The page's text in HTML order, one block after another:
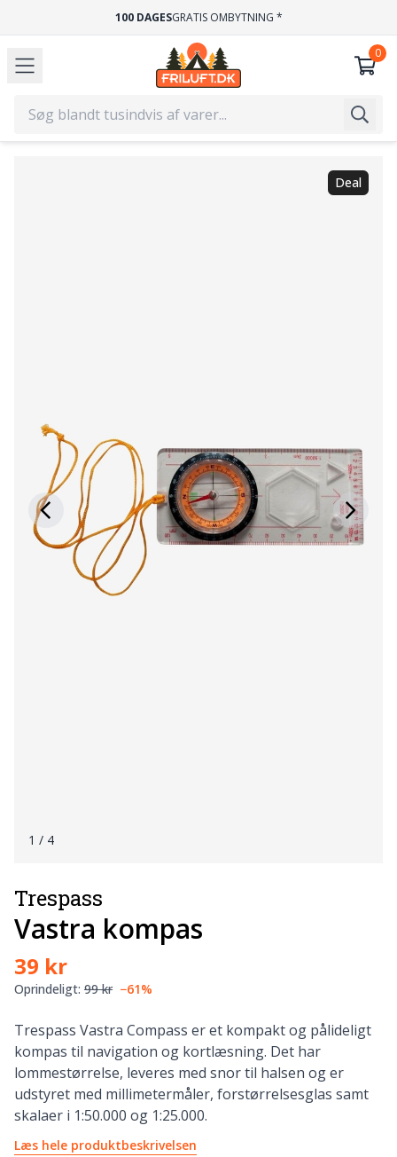
100 DAGESGRATIS OMBYTNING *
Deal
1 / 4
Trespass
Vastra kompas
39 kr
Oprindeligt: 99 kr −61%
Trespass Vastra Compass er et kompakt og pålideligt
kompas til navigation og kortlæsning. Det har
lommestørrelse, leveres med snor til halsen og er
udstyret med millimetermåler, forstørrelsesglas samt
skalaer i 1:50.000 og 1:25.000.
Læs hele produktbeskrivelsen